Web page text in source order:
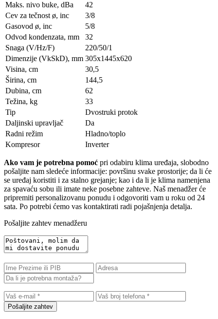
Maks. nivo buke, dBa
42
Cev za tečnost ø, inc
3/8
Gasovod ø, inc
5/8
Odvod kondenzata, mm
32
Snaga (V/Hz/F)
220/50/1
Dimenzije (VkSkD), mm 305x1445x620
Visina, сm
30,5
Širina, сm
144,5
Dubina, сm
62
Težina, kg
33
Tip
Dvostruki protok
Daljinski upravljač
Da
Radni režim
Hladno/toplo
Kompresor
Inverter
Ako vam je potrebna pomoć pri odabiru klima uređaja, slobodno
pošaljite nam sledeće informacije: površinu svake prostorije; da li će
se uređaj koristiti i za stalno grejanje; kao i da li je klima namenjena
za spavaću sobu ili imate neke posebne zahteve. Naš menadžer će
pripremiti personalizovanu ponudu i odgovoriti vam u roku od 24
sata. Po potrebi ćemo vas kontaktirati radi pojašnjenja detalja.
Pošaljite zahtev menadžeru
Pošaljite zahtev